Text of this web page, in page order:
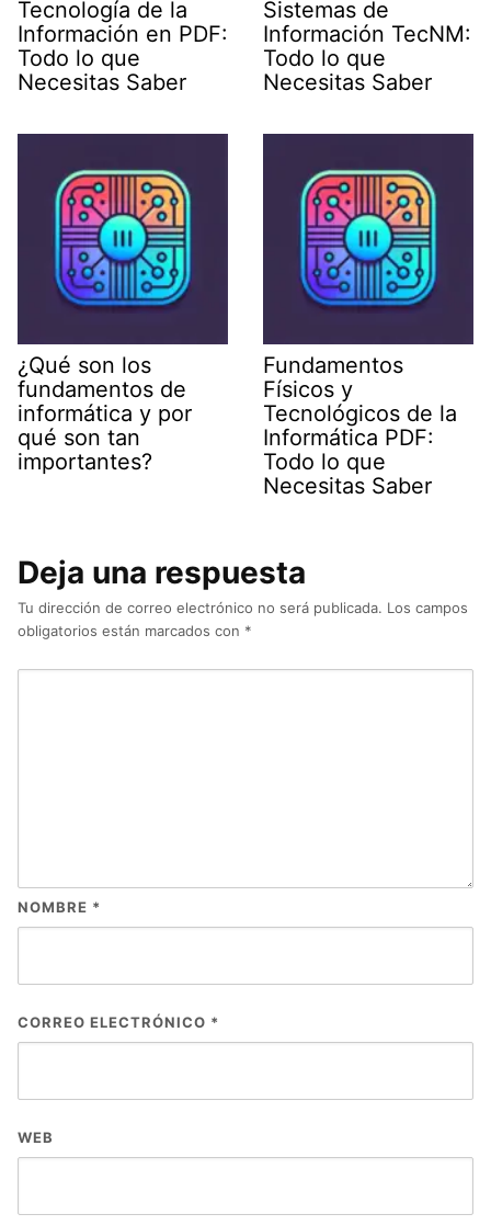
Tecnología de la
Información en PDF:
Todo lo que
Necesitas Saber
Sistemas de
Información TecNM:
Todo lo que
Necesitas Saber
¿Qué son los
fundamentos de
informática y por
qué son tan
importantes?
Fundamentos
Físicos y
Tecnológicos de la
Informática PDF:
Todo lo que
Necesitas Saber
Deja una respuesta
Tu dirección de correo electrónico no será publicada. Los campos
obligatorios están marcados con *
NOMBRE *
CORREO ELECTRÓNICO *
WEB